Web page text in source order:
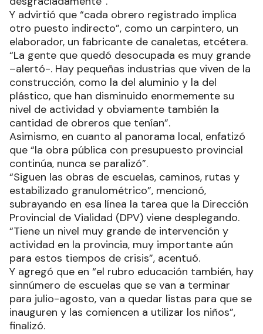
Y advirtió que “cada obrero registrado implica
otro puesto indirecto”, como un carpintero, un
elaborador, un fabricante de canaletas, etcétera.
“La gente que quedó desocupada es muy grande
–alertó-. Hay pequeñas industrias que viven de la
construcción, como la del aluminio y la del
plástico, que han disminuido enormemente su
nivel de actividad y obviamente también la
cantidad de obreros que tenían”.
Asimismo, en cuanto al panorama local, enfatizó
que “la obra pública con presupuesto provincial
continúa, nunca se paralizó”.
“Siguen las obras de escuelas, caminos, rutas y
estabilizado granulométrico”, mencionó,
subrayando en esa línea la tarea que la Dirección
Provincial de Vialidad (DPV) viene desplegando.
“Tiene un nivel muy grande de intervención y
actividad en la provincia, muy importante aún
para estos tiempos de crisis”, acentuó.
Y agregó que en “el rubro educación también, hay
sinnúmero de escuelas que se van a terminar
para julio-agosto, van a quedar listas para que se
inauguren y las comiencen a utilizar los niños”,
finalizó.